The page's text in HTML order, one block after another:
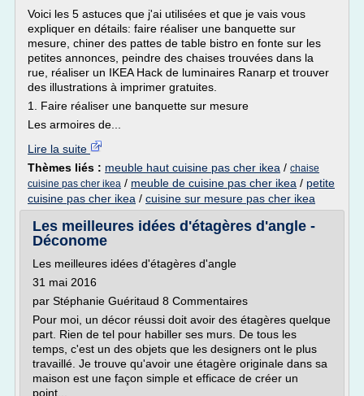
Voici les 5 astuces que j'ai utilisées et que je vais vous
expliquer en détails: faire réaliser une banquette sur
mesure, chiner des pattes de table bistro en fonte sur les
petites annonces, peindre des chaises trouvées dans la
rue, réaliser un IKEA Hack de luminaires Ranarp et trouver
des illustrations à imprimer gratuites.
1. Faire réaliser une banquette sur mesure
Les armoires de...
Lire la suite
Thèmes liés : meuble haut cuisine pas cher ikea / chaise
cuisine pas cher ikea / meuble de cuisine pas cher ikea / petite
cuisine pas cher ikea / cuisine sur mesure pas cher ikea
Les meilleures idées d'étagères d'angle -
Déconome
Les meilleures idées d'étagères d'angle
31 mai 2016
par Stéphanie Guéritaud 8 Commentaires
Pour moi, un décor réussi doit avoir des étagères quelque
part. Rien de tel pour habiller ses murs. De tous les
temps, c'est un des objets que les designers ont le plus
travaillé. Je trouve qu'avoir une étagère originale dans sa
maison est une façon simple et efficace de créer un
point...